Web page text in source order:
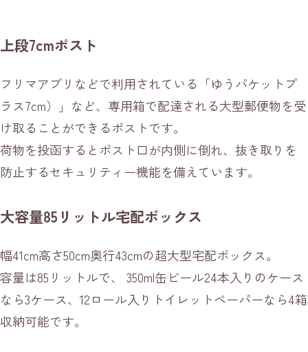
上段7cmポスト
フリマアプリなどで利用されている「ゆうパケットプ
ラス7cm）」など、専用箱で配達される大型郵便物を受
け取ることができるポストです。
荷物を投函するとポスト口が内側に倒れ、抜き取りを
防止するセキュリティー機能を備えています。
大容量85リットル宅配ボックス
幅41cm高さ50cm奥行43cmの超大型宅配ボックス。
容量は85リットルで、 350ml缶ビール24本入りのケース
なら3ケース、12ロール入りトイレットペーパーなら4箱
収納可能です。